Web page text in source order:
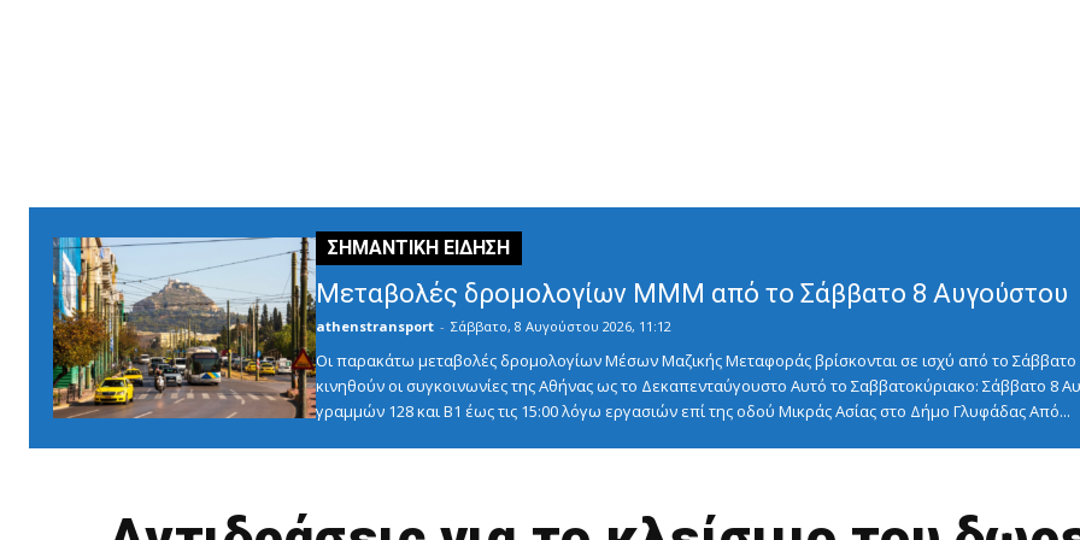
Μεταβολές δρομολογίων ΜΜΜ από το Σάββατο 8 Αυγούστου
athenstransport - Σάββατο, 8 Αυγούστου 2026, 11:12
Οι παρακάτω μεταβολές δρομολογίων Μέσων Μαζικής Μεταφοράς βρίσκονται σε ισχύ από το
κινηθούν οι συγκοινωνίες της Αθήνας ως το Δεκαπενταύγουστο Αυτό το Σαββατοκύριακο: Σάββατο
γραμμών 128 και Β1 έως τις 15:00 λόγω εργασιών επί της οδού Μικράς Ασίας στο Δήμο Γλυφάδας Από...